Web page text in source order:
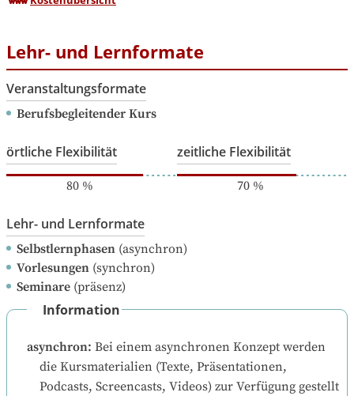
Lehr- und Lernformate
Veranstaltungsformate
Berufsbegleitender Kurs
örtliche Flexibilität
80%
zeitliche Flexibilität
70%
Lehr- und Lernformate
Selbstlernphasen (asynchron)
Vorlesungen (synchron)
Seminare (präsenz)
Information
asynchron: Bei einem asynchronen Konzept werden
die Kursmaterialien (Texte, Präsentationen,
Podcasts, Screencasts, Videos) zur Verfügung gestellt